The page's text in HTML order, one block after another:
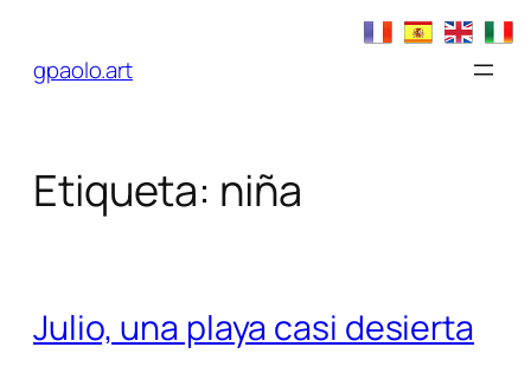
contenido
gpaolo.art
Etiqueta: niña
Julio, una playa casi desierta